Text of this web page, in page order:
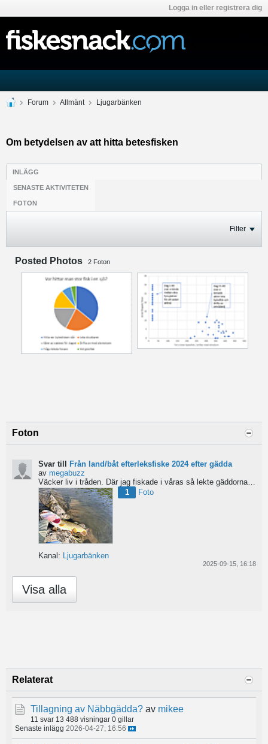
Logga in eller registrera dig
Forum Allmänt Ljugarbänken
Om betydelsen av att hitta betesfisken
INLÄGG
SENASTE AKTIVITETEN
FOTON
Filter
Posted Photos 2 Foton
Foton
Svar till
Från land/båt efterleksfiske 2024 efter gädda
av megabuzz
1
Foto
Kanal: Ljugarbänken
2025-09-15, 16:18
Visa alla
Relaterat
Tillagning av Näbbgädda? av mikee
11 svar 13 488 visningar 0 gillar
Senaste inlägg 2026-04-27, 16:56